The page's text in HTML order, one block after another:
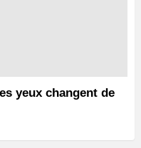
yeux changent de